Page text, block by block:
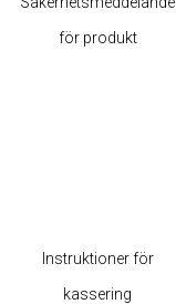
för produkt
Instruktioner för
kassering